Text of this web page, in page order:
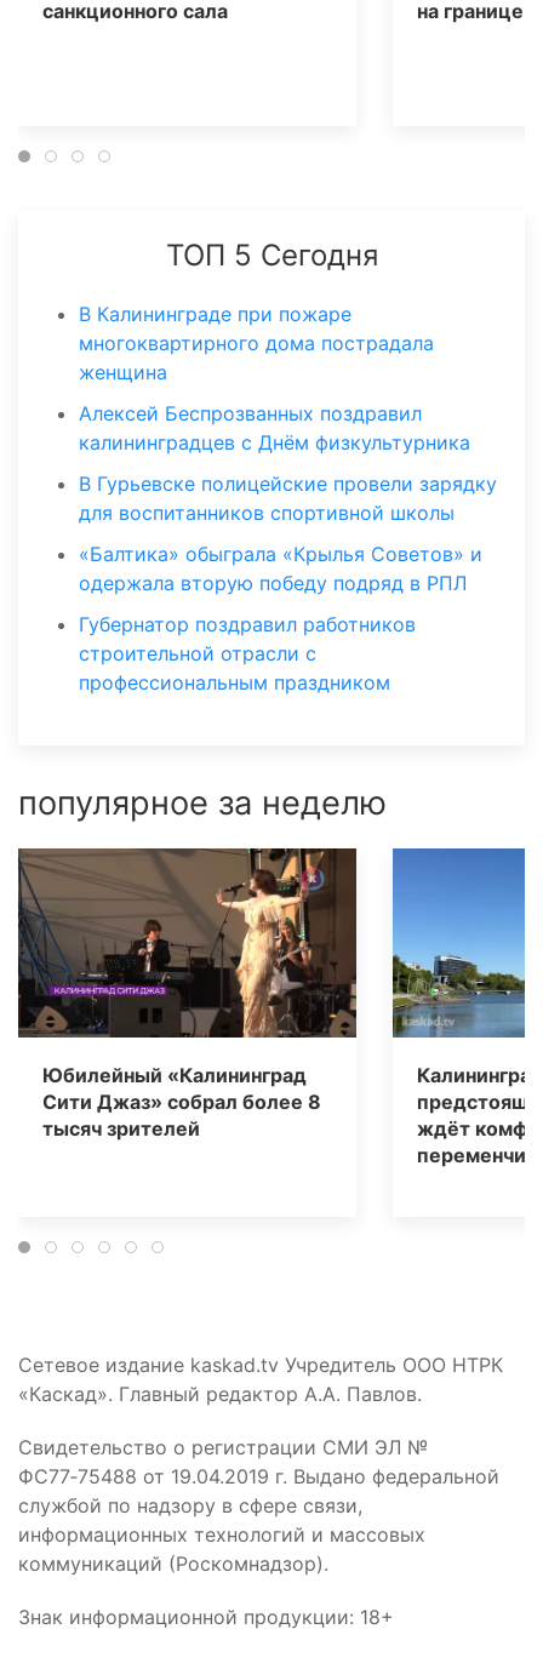
санкционного сала на границе
ТОП 5 Сегодня
В Калининграде при пожаре
многоквартирного дома пострадала
женщина
Алексей Беспрозванных поздравил
калининградцев с Днём физкультурника
В Гурьевске полицейские провели зарядку
для воспитанников спортивной школы
«Балтика» обыграла «Крылья Советов» и
одержала вторую победу подряд в РПЛ
Губернатор поздравил работников
строительной отрасли с
профессиональным праздником
популярное за неделю
Юбилейный «Калининград
Сити Джаз» собрал более 8
тысяч зрителей
ждёт
Сетевое издание kaskad.tv Учредитель ООО НТРК
«Каскад». Главный редактор А.А. Павлов.
Свидетельство о регистрации СМИ ЭЛ №
ФС77‑75488 от 19.04.2019 г. Выдано федеральной
службой по надзору в сфере связи,
информационных технологий и массовых
коммуникаций (Роскомнадзор).
Знак информационной продукции: 18+